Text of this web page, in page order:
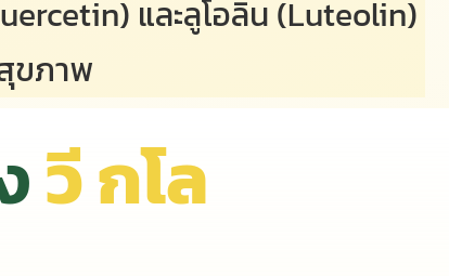
และลูโอลิน (Luteolin)
ขภาพ
วี กโล